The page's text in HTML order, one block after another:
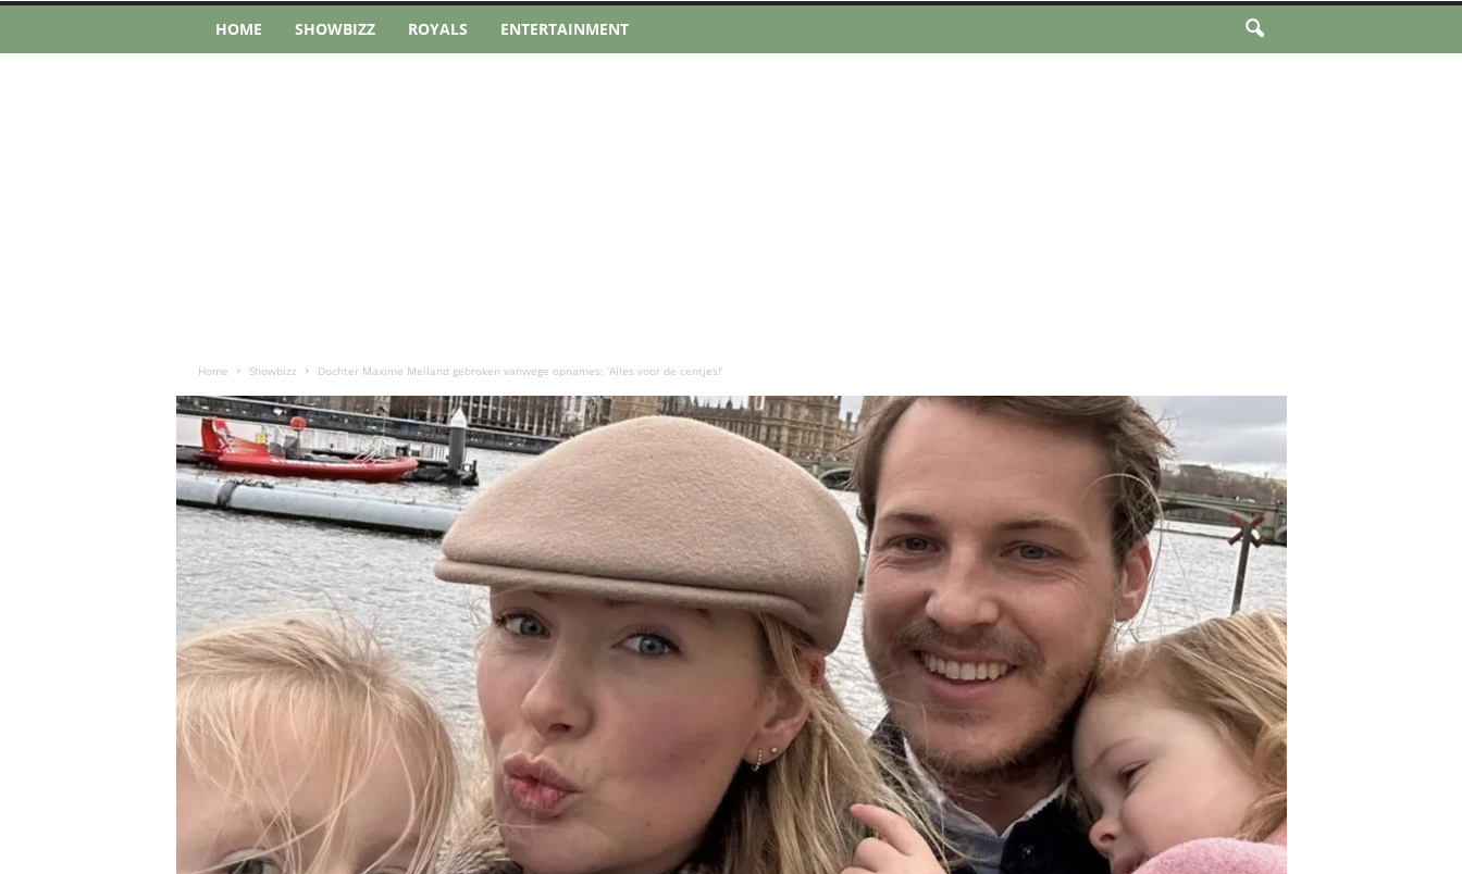
HOME SHOWBIZZ ROYALS ENTERTAINMENT
Home Showbizz Dochter Maxime Meiland gebroken vanwege opnames: ‘Alles voor de centjes!’